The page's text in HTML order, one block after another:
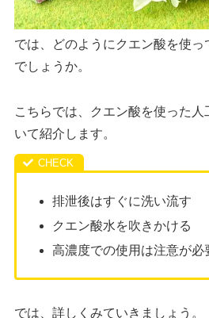
では、どのようにクエン酸を使
でしょうか。
こちらでは、クエン酸を使った
いて紹介します。
排泄後はすぐに洗い流す
クエン酸水を吹きかける
高濃度での使用は注意が必
では、詳しくみていきましょう。